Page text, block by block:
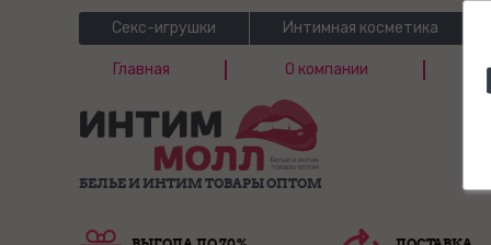
Секс-игрушки Интимная косметика
Главная О компании
БЕЛЬЕ И ИНТИМ ТОВАРЫ ОПТОМ